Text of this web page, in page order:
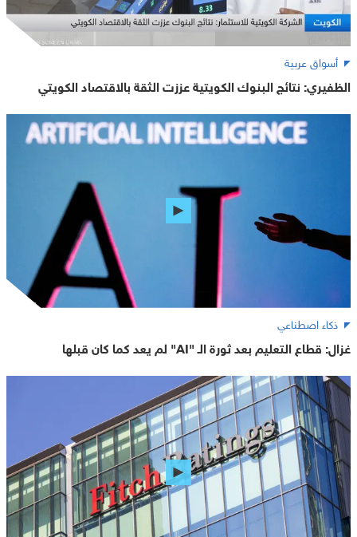
أسواق عربية
الظفيري: نتائج البنوك الكويتية عززت الثقة بالاقتصاد الكويتي
ذكاء اصطناعي
غزال: قطاع التعليم بعد ثورة الـ "AI" لم يعد كما كان قبلها